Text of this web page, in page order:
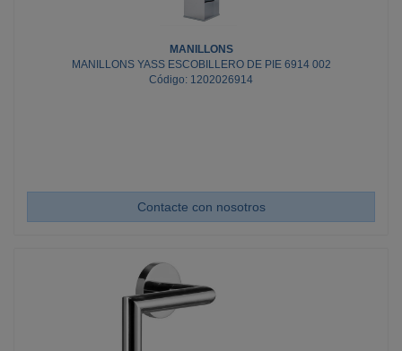
MANILLONS
MANILLONS YASS ESCOBILLERO DE PIE 6914 002
Código: 1202026914
Contacte con nosotros